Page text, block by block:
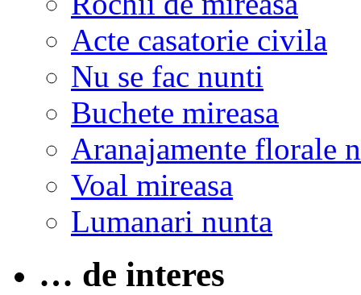
Acte casatorie civila
Nu se fac nunti
Buchete mireasa
Aranajamente florale
Voal mireasa
Lumanari nunta
… de interes